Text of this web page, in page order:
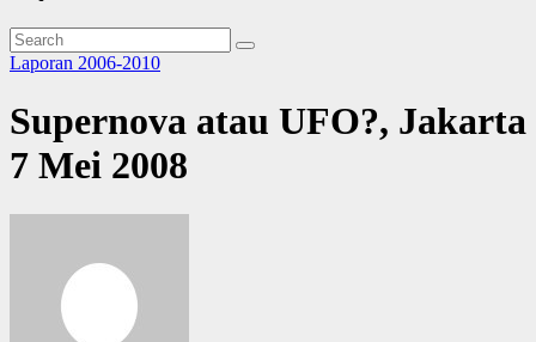
Laporan 2006-2010
Supernova atau UFO?, Jakarta
7 Mei 2008